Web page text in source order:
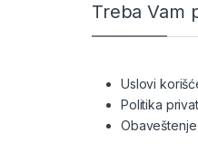
Treba Vam
Uslovi
Politika